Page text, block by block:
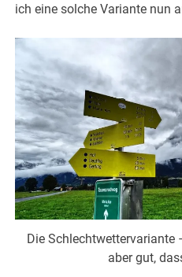
ich eine solche Variante nun
Die
aber gut,